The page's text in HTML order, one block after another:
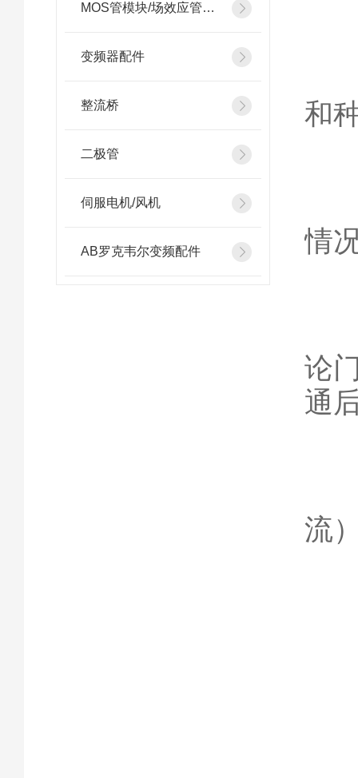
MOS管模块/场效应管模块
变频器配件
整流桥
二极管
伺服电机/风机
AB罗克韦尔变频配件
和
情
论
通
流